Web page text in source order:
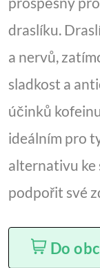
draslíku.
a nervů,
sladkost a
účinků
ideálním pro
alternativu ke
podpořit své
Do